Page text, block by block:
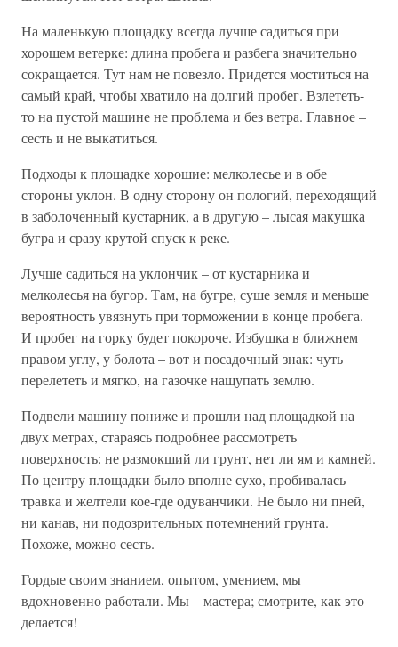
На маленькую площадку всегда лучше садиться при
хорошем ветерке: длина пробега и разбега значительно
сокращается. Тут нам не повезло. Придется моститься на
самый край, чтобы хватило на долгий пробег. Взлететь-
то на пустой машине не проблема и без ветра. Главное –
сесть и не выкатиться.
Подходы к площадке хорошие: мелколесье и в обе
стороны уклон. В одну сторону он пологий, переходящий
в заболоченный кустарник, а в другую – лысая макушка
бугра и сразу крутой спуск к реке.
Лучше садиться на уклончик – от кустарника и
мелколесья на бугор. Там, на бугре, суше земля и меньше
вероятность увязнуть при торможении в конце пробега.
И пробег на горку будет покороче. Избушка в ближнем
правом углу, у болота – вот и посадочный знак: чуть
перелететь и мягко, на газочке нащупать землю.
Подвели машину пониже и прошли над площадкой на
двух метрах, стараясь подробнее рассмотреть
поверхность: не размокший ли грунт, нет ли ям и камней.
По центру площадки было вполне сухо, пробивалась
травка и желтели кое-где одуванчики. Не было ни пней,
ни канав, ни подозрительных потемнений грунта.
Похоже, можно сесть.
Гордые своим знанием, опытом, умением, мы
вдохновенно работали. Мы – мастера; смотрите, как это
делается!